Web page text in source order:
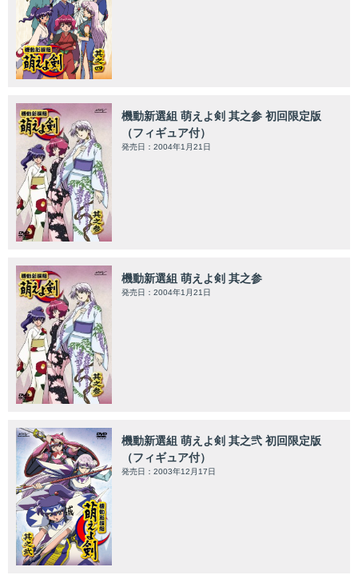
機動新選組 萌えよ剣 其之参 初回限定版
（フィギュア付）
発売日：2004年1月21日
機動新選組 萌えよ剣 其之参
発売日：2004年1月21日
機動新選組 萌えよ剣 其之弐 初回限定版
（フィギュア付）
発売日：2003年12月17日